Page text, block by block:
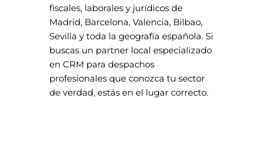
fiscales, laborales y jurídicos de
Madrid, Barcelona, Valencia, Bilbao,
Sevilla y toda la geografía española. Si
buscas un partner local especializado
en CRM para despachos
profesionales que conozca tu sector
de verdad, estás en el lugar correcto.